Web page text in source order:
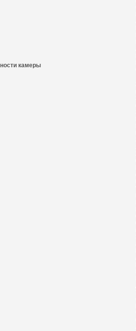
камеры